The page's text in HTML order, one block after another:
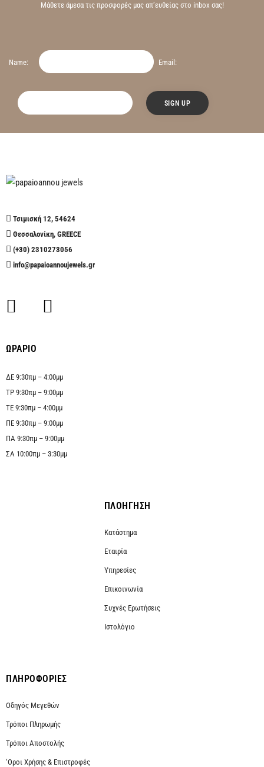
Μάθετε άμεσα τις προσφορές μας απ’ευθείας στο inbox σας!
Name: Email:
Τσιμισκή 12, 54624
Θεσσαλονίκη, GREECE
(+30) 2310273056
info@papaioannoujewels.gr
ΩΡΑΡΙΟ
ΔΕ 9:30πμ – 4:00μμ
ΤΡ 9:30πμ – 9:00μμ
ΤΕ 9:30πμ – 4:00μμ
ΠΕ 9:30πμ – 9:00μμ
ΠΑ 9:30πμ – 9:00μμ
ΣΑ 10:00πμ – 3:30μμ
ΠΛΟΗΓΗΣΗ
Κατάστημα
Εταιρία
Υπηρεσίες
Επικοινωνία
Συχνές Ερωτήσεις
Ιστολόγιο
ΠΛΗΡΟΦΟΡΙΕΣ
Οδηγός Μεγεθών
Τρόποι Πληρωμής
Τρόποι Αποστολής
‘Οροι Χρήσης & Επιστροφές